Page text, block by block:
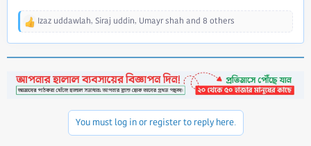
R
t
i
Izaz uddawlah, Siraj uddin, Umayr shah and 8 others
You must log in or register to reply here.